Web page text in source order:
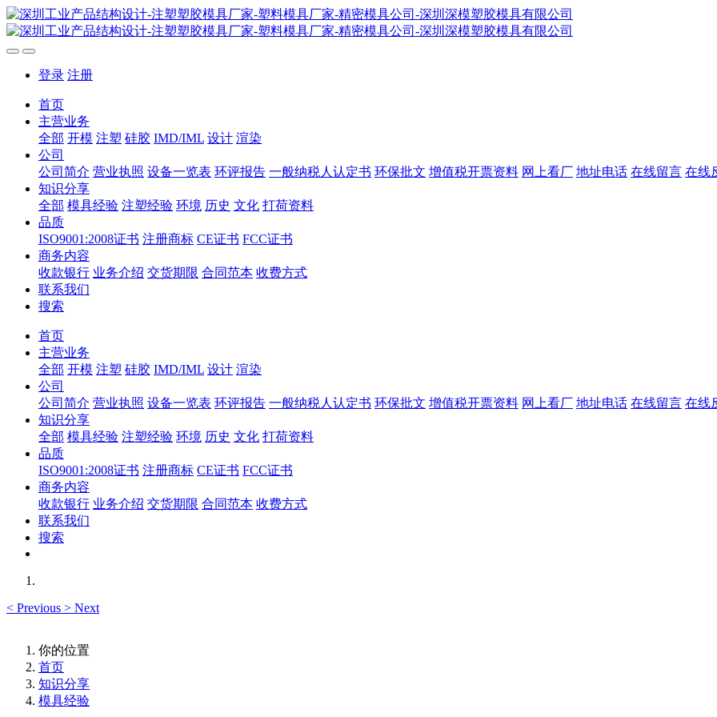
登录 注册
首页
主营业务
全部 开模 注塑 硅胶 IMD/IML 设计 渲染
公司
公司简介 营业执照 设备一览表 环评报告 一般纳税人认定书 环保批文 增值税开票资料 网上看厂 地址电话 在线留言 在线
知识分享
全部 模具经验 注塑经验 环境 历史 文化 打荷资料
品质
ISO9001:2008证书 注册商标 CE证书 FCC证书
商务内容
收款银行 业务介绍 交货期限 合同范本 收费方式
联系我们
搜索
首页
主营业务
全部 开模 注塑 硅胶 IMD/IML 设计 渲染
公司
公司简介 营业执照 设备一览表 环评报告 一般纳税人认定书 环保批文 增值税开票资料 网上看厂 地址电话 在线留言 在线
知识分享
全部 模具经验 注塑经验 环境 历史 文化 打荷资料
品质
ISO9001:2008证书 注册商标 CE证书 FCC证书
商务内容
收款银行 业务介绍 交货期限 合同范本 收费方式
联系我们
搜索
< Previous > Next
你的位置
首页
知识分享
模具经验